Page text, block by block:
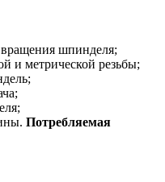
шпинделя;
и метрической резьбы;
Потребляемая